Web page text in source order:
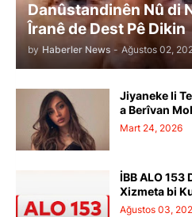
Danûstandinên Nû di
Îranê de Dest Pê Dikin
by Haberler News - Ağustos 02,
Jiyaneke li
a Berîvan
Mart 24, 2026
İBB ALO 153
Xizmeta bi
Ağustos 03,